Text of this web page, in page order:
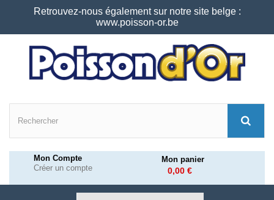
Retrouvez-nous également sur notre site belge :
www.poisson-or.be
Mon Compte
Créer un compte
Mon panier
0,00 €